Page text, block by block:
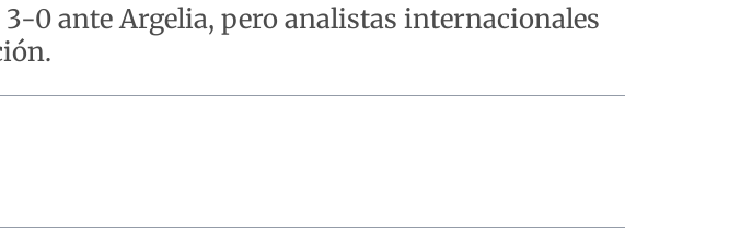
0 ante Argelia, pero analistas internacionales